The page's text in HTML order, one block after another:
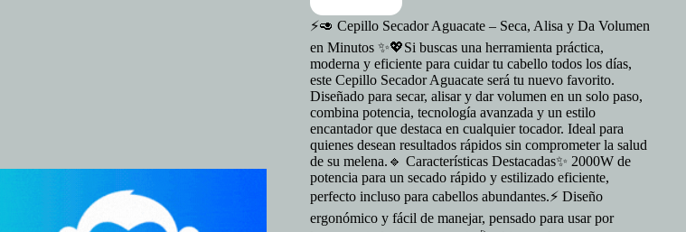
⚡🥑 Cepillo Secador Aguacate – Seca, Alisa y Da Volumen
en Minutos ✨💖Si buscas una herramienta práctica,
moderna y eficiente para cuidar tu cabello todos los días,
este Cepillo Secador Aguacate será tu nuevo favorito.
Diseñado para secar, alisar y dar volumen en un solo paso,
combina potencia, tecnología avanzada y un estilo
encantador que destaca en cualquier tocador. Ideal para
quienes desean resultados rápidos sin comprometer la salud
de su melena.🔹 Características Destacadas✨ 2000W de
potencia para un secado rápido y estilizado eficiente,
perfecto incluso para cabellos abundantes.⚡ Diseño
ergonómico y fácil de manejar, pensado para usar por